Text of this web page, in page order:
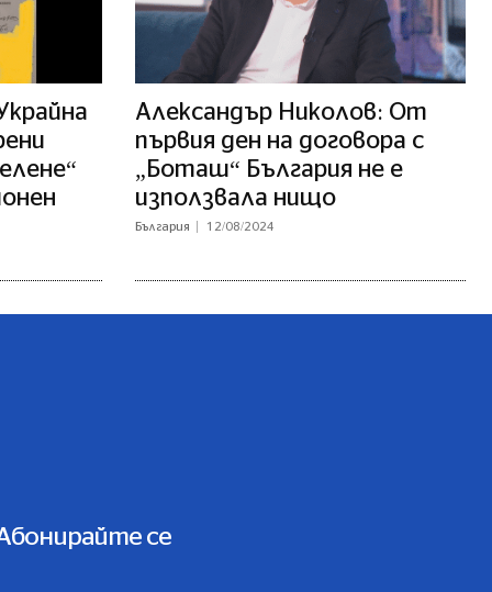
Александър Николов: От
първия ден на договора с
„Боташ“ България не е
използвала нищо
България 12/08/2024
се